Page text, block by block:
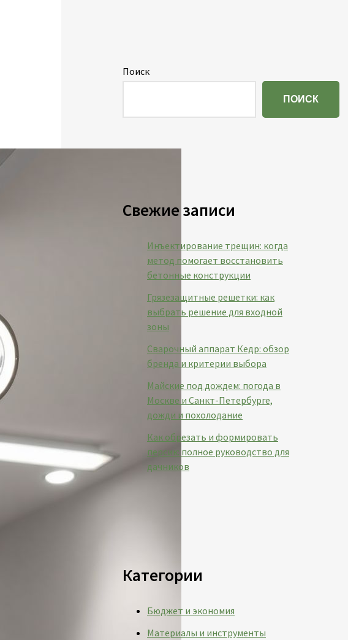
Поиск
ПОИСК
Свежие записи
Инъектирование трещин: когда
метод помогает восстановить
бетонные конструкции
Грязезащитные решетки: как
выбрать решение для входной
зоны
Сварочный аппарат Кедр: обзор
бренда и критерии выбора
Майские под дождем: погода в
Москве и Санкт-Петербурге,
дожди и похолодание
Как обрезать и формировать
персик: полное руководство для
дачников
Категории
Бюджет и экономия
Материалы и инструменты